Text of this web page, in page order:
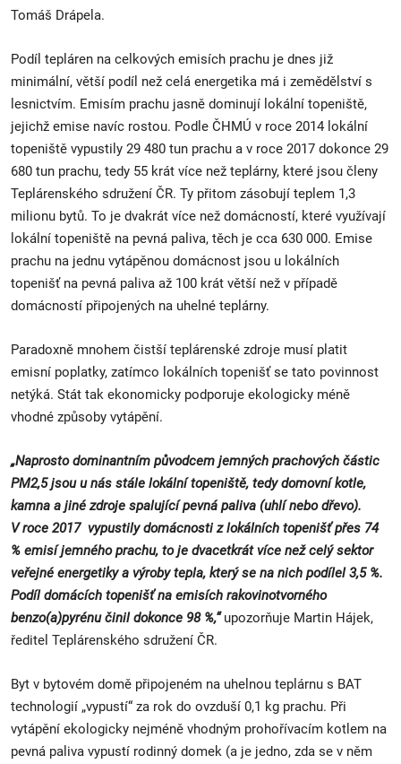
Tomáš Drápela.
Podíl tepláren na celkových emisích prachu je dnes již
minimální, větší podíl než celá energetika má i zemědělství s
lesnictvím. Emisím prachu jasně dominují lokální topeniště,
jejichž emise navíc rostou. Podle ČHMÚ v roce 2014 lokální
topeniště vypustily 29 480 tun prachu a v roce 2017 dokonce 29
680 tun prachu, tedy 55 krát více než teplárny, které jsou členy
Teplárenského sdružení ČR. Ty přitom zásobují teplem 1,3
milionu bytů. To je dvakrát více než domácností, které využívají
lokální topeniště na pevná paliva, těch je cca 630 000. Emise
prachu na jednu vytápěnou domácnost jsou u lokálních
topenišť na pevná paliva až 100 krát větší než v případě
domácností připojených na uhelné teplárny.
Paradoxně mnohem čistší teplárenské zdroje musí platit
emisní poplatky, zatímco lokálních topenišť se tato povinnost
netýká. Stát tak ekonomicky podporuje ekologicky méně
vhodné způsoby vytápění.
„Naprosto dominantním původcem jemných prachových částic
PM2,5 jsou u nás stále lokální topeniště, tedy domovní kotle,
kamna a jiné zdroje spalující pevná paliva (uhlí nebo dřevo).
V roce 2017 vypustily domácnosti z lokálních topenišť přes 74
% emisí jemného prachu, to je dvacetkrát více než celý sektor
veřejné energetiky a výroby tepla, který se na nich podílel 3,5 %.
Podíl domácích topenišť na emisích rakovinotvorného
benzo(a)pyrénu činil dokonce 98 %,“upozorňuje Martin Hájek,
ředitel Teplárenského sdružení ČR.
Byt v bytovém domě připojeném na uhelnou teplárnu s BAT
technologií „vypustí“ za rok do ovzduší 0,1 kg prachu. Při
vytápění ekologicky nejméně vhodným prohořívacím kotlem na
pevná paliva vypustí rodinný domek (a je jedno, zda se v něm